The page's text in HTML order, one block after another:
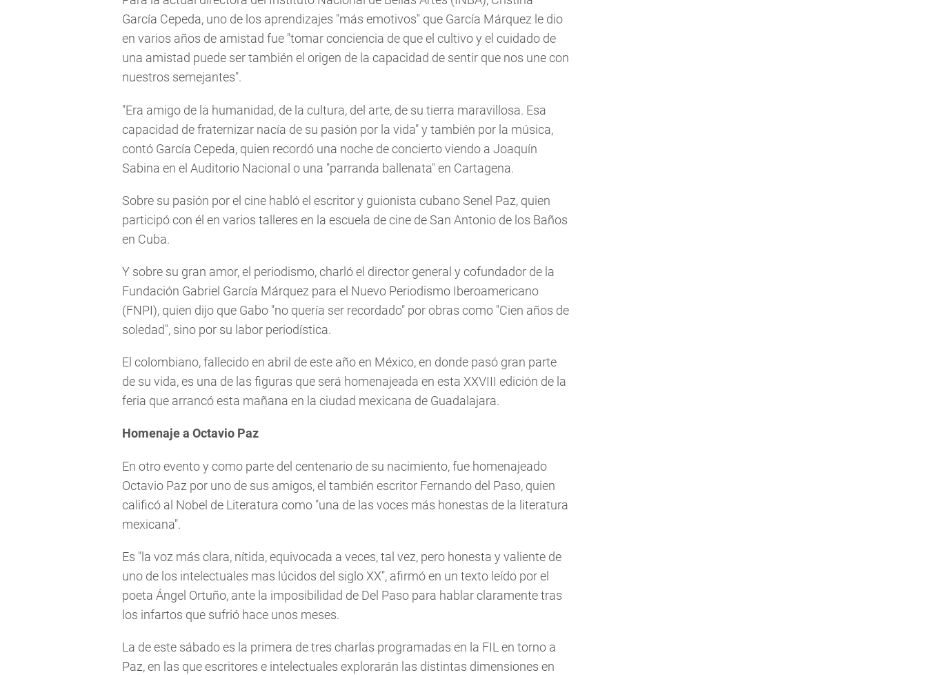
García Cepeda, uno de los aprendizajes "más emotivos" que García Márquez le dio
en varios años de amistad fue "tomar conciencia de que el cultivo y el cuidado de
una amistad puede ser también el origen de la capacidad de sentir que nos une con
nuestros semejantes".
"Era amigo de la humanidad, de la cultura, del arte, de su tierra maravillosa. Esa
capacidad de fraternizar nacía de su pasión por la vida" y también por la música,
contó García Cepeda, quien recordó una noche de concierto viendo a Joaquín
Sabina en el Auditorio Nacional o una "parranda ballenata" en Cartagena.
Sobre su pasión por el cine habló el escritor y guionista cubano Senel Paz, quien
participó con él en varios talleres en la escuela de cine de San Antonio de los Baños
en Cuba.
Y sobre su gran amor, el periodismo, charló el director general y cofundador de la
Fundación Gabriel García Márquez para el Nuevo Periodismo Iberoamericano
(FNPI), quien dijo que Gabo "no quería ser recordado" por obras como "Cien años de
soledad", sino por su labor periodística.
El colombiano, fallecido en abril de este año en México, en donde pasó gran parte
de su vida, es una de las figuras que será homenajeada en esta XXVIII edición de la
feria que arrancó esta mañana en la ciudad mexicana de Guadalajara.
Homenaje a Octavio Paz
En otro evento y como parte del centenario de su nacimiento, fue homenajeado
Octavio Paz por uno de sus amigos, el también escritor Fernando del Paso, quien
calificó al Nobel de Literatura como "una de las voces más honestas de la literatura
mexicana".
Es "la voz más clara, nítida, equivocada a veces, tal vez, pero honesta y valiente de
uno de los intelectuales mas lúcidos del siglo XX", afirmó en un texto leído por el
poeta Ángel Ortuño, ante la imposibilidad de Del Paso para hablar claramente tras
los infartos que sufrió hace unos meses.
La de este sábado es la primera de tres charlas programadas en la FIL en torno a
Paz, en las que escritores e intelectuales explorarán las distintas dimensiones en